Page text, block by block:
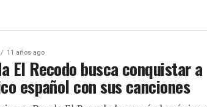
11 años ago
El Recodo busca conquistar a
español con sus canciones